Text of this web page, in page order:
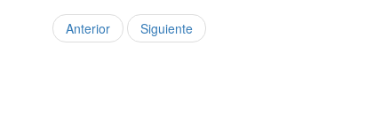
Anterior Siguiente